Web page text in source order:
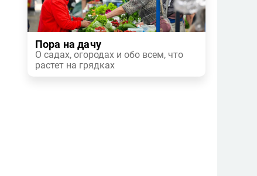
Пора на дачу
О садах, огородах и обо всем, что
растет на грядках